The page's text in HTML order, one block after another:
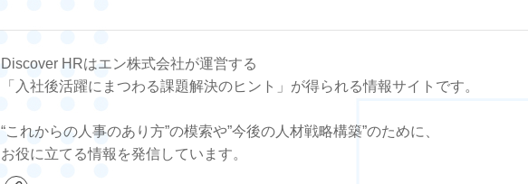
Discover HRはエン株式会社が運営する
「入社後活躍にまつわる課題解決のヒント」が得られる情報サイトです。
“これからの人事のあり方”の模索や”今後の人材戦略構築”のために、
お役に立てる情報を発信しています。